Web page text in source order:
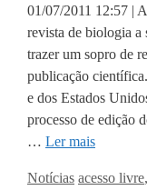
01/07/2011 12:57 |
revista de biologia a
trazer um sopro de
publicação
e dos Estados
processo de edição
… Ler mais
Categorias
Notícias Tags
acesso livre,